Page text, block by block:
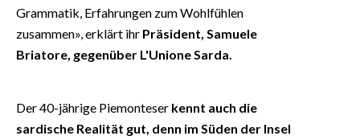
Grammatik, Erfahrungen zum Wohlfühlen
zusammen», erklärt ihr Präsident, Samuele
Briatore, gegenüber L'Unione Sarda.
Der 40-jährige Piemonteser kennt auch die
sardische Realität gut, denn im Süden der Insel